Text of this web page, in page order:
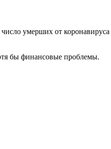
умерших от коронавируса
бы финансовые проблемы.